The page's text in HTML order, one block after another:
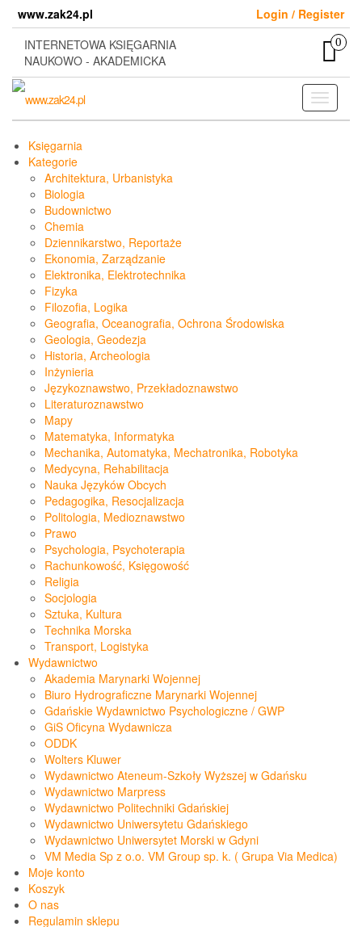
content
www.zak24.pl
Login / Register
INTERNETOWA KSIĘGARNIA
NAUKOWO - AKADEMICKA
0
Toggle
Księgarnia
Kategorie
Architektura, Urbanistyka
Biologia
Budownictwo
Chemia
Dziennikarstwo, Reportaże
Ekonomia, Zarządzanie
Elektronika, Elektrotechnika
Fizyka
Filozofia, Logika
Geografia, Oceanografia, Ochrona Środowiska
Geologia, Geodezja
Historia, Archeologia
Inżynieria
Językoznawstwo, Przekładoznawstwo
Literaturoznawstwo
Mapy
Matematyka, Informatyka
Mechanika, Automatyka, Mechatronika, Robotyka
Medycyna, Rehabilitacja
Nauka Języków Obcych
Pedagogika, Resocjalizacja
Politologia, Medioznawstwo
Prawo
Psychologia, Psychoterapia
Rachunkowość, Księgowość
Religia
Socjologia
Sztuka, Kultura
Technika Morska
Transport, Logistyka
Wydawnictwo
Akademia Marynarki Wojennej
Biuro Hydrograficzne Marynarki Wojennej
Gdańskie Wydawnictwo Psychologiczne / GWP
GiS Oficyna Wydawnicza
ODDK
Wolters Kluwer
Wydawnictwo Ateneum-Szkoły Wyższej w Gdańsku
Wydawnictwo Marpress
Wydawnictwo Politechniki Gdańskiej
Wydawnictwo Uniwersytetu Gdańskiego
Wydawnictwo Uniwersytet Morski w Gdyni
VM Media Sp z o.o. VM Group sp. k. ( Grupa Via Medica)
Moje konto
Koszyk
O nas
Regulamin sklepu